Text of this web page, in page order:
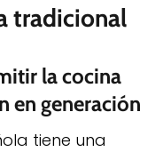
tradicional
la cocina
en generación
tiene una